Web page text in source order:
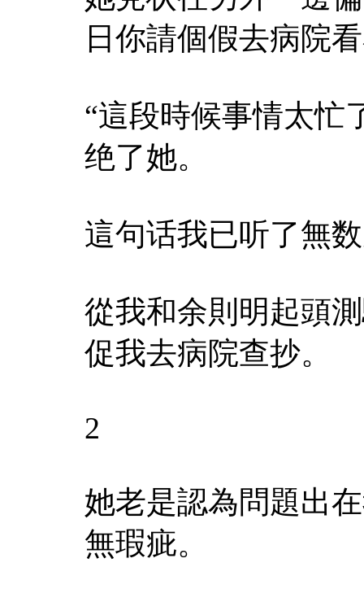
日你請個假去病院
“這段時候事情太忙
绝了她。
這句话我已听了無
從我和余則明起頭
促我去病院查抄。
2
她老是認為問題出
無瑕疵。